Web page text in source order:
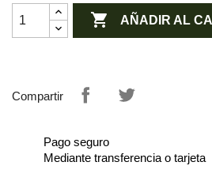
 AÑADIR AL
Compartir
Pago seguro
Mediante transferencia o tarjeta